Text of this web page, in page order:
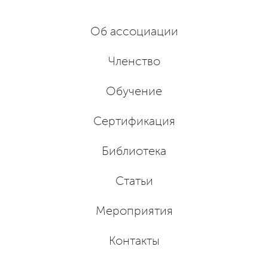
Об ассоциации
Членство
Обучение
Сертификация
Библиотека
Статьи
Мероприятия
Контакты